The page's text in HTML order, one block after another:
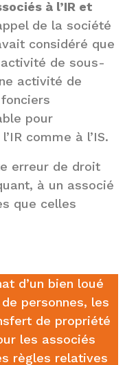
à l’IR et
de la société
considéré que
activité de sous-
activité de
pour
comme à l’IS.
erreur de droit
à un associé
que celles
d’un bien loué
personnes, les
de propriété
les associés
règles relatives